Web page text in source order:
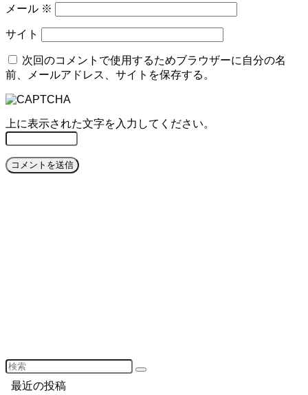
メール ※
サイト
次回のコメントで使用するためブラウザーに自分の名
前、メールアドレス、サイトを保存する。
上に表示された文字を入力してください。
最近の投稿